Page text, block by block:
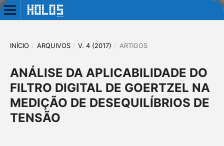
INÍCIO / ARQUIVOS / V. 4 (2017) / ARTIGOS
ANÁLISE DA APLICABILIDADE DO
FILTRO DIGITAL DE GOERTZEL NA
MEDIÇÃO DE DESEQUILÍBRIOS DE
TENSÃO